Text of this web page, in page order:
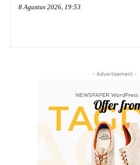
8 Agustus 2026, 19:53
- Advertisement -